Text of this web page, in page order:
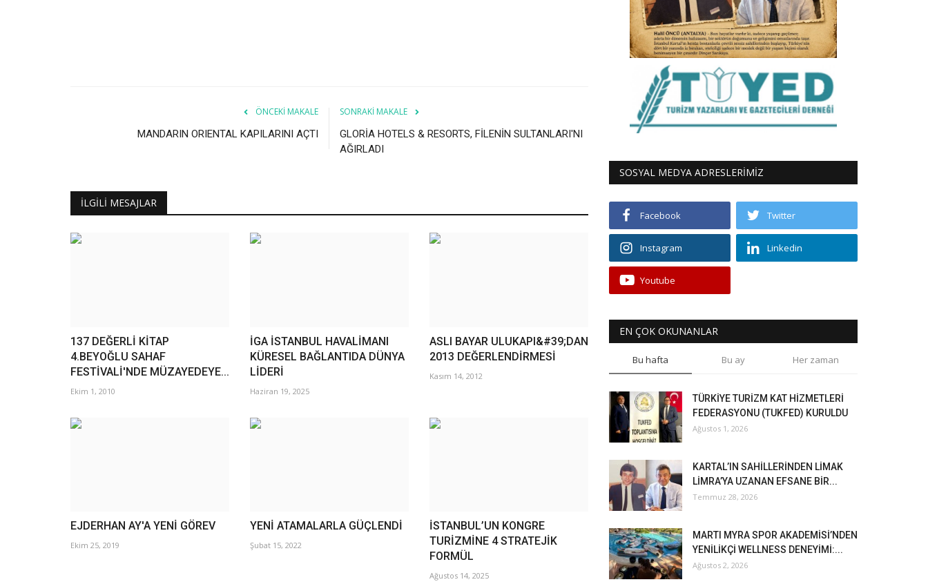
ÖNCEKI MAKALE
MANDARIN ORIENTAL KAPILARINI AÇTI
SONRAKI MAKALE
GLORİA HOTELS & RESORTS, FİLENİN SULTANLARI'NI
AĞIRLADI
İLGILI MESAJLAR
137 DEĞERLİ KİTAP
4.BEYOĞLU SAHAF
FESTİVALİ'NDE MÜZAYEDEYE...
Ekim 1, 2010
İGA İSTANBUL HAVALİMANI
KÜRESEL BAĞLANTIDA DÜNYA
LİDERİ
Haziran 19, 2025
ASLI BAYAR ULUKAPI&#39;DAN
2013 DEĞERLENDİRMESİ
Kasım 14, 2012
EJDERHAN AY'A YENİ GÖREV
Ekim 25, 2019
YENİ ATAMALARLA GÜÇLENDİ
Şubat 15, 2022
İSTANBUL’UN KONGRE
TURİZMİNE 4 STRATEJİK
FORMÜL
Ağustos 14, 2025
SOSYAL MEDYA ADRESLERİMİZ
Facebook Twitter
Instagram Linkedin
Youtube
EN ÇOK OKUNANLAR
Bu hafta Bu ay Her zaman
TÜRKİYE TURİZM KAT HİZMETLERİ
FEDERASYONU (TUKFED) KURULDU
Ağustos 1, 2026
KARTAL’IN SAHİLLERİNDEN LİMAK
LİMRA’YA UZANAN EFSANE BİR...
Temmuz 28, 2026
MARTI MYRA SPOR AKADEMİSİ’NDEN
YENİLİKÇİ WELLNESS DENEYİMİ:...
Ağustos 2, 2026